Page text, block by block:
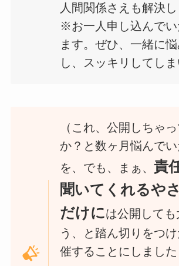
人間関係さえも解決
※お一人申し込んで
ます。ぜひ、一緒に
し、スッキリしてし
（これ、公開しちゃ
か？と数ヶ月悩んでい
を、でも、まぁ、 責
聞いてくれるや
だけには公開して
う、と踏ん切りをつ
催することにしました